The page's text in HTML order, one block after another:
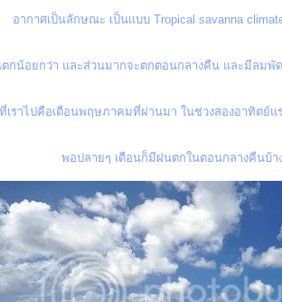
อากาศเป็นลักษณะ เป็นแบบ Tropical savanna
น้อยกว่า และส่วนมากจะตกตอนกลางคืน และมีลมพั
เราไปคือเดือนพฤษภาคมที่ผ่านมา ในช่วงสองอาทิตย์
พอปลายๆ เดือนก็มีฝนตกในตอนกลางคืนบ้า